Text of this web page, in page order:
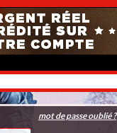
mot de passe oublié ?